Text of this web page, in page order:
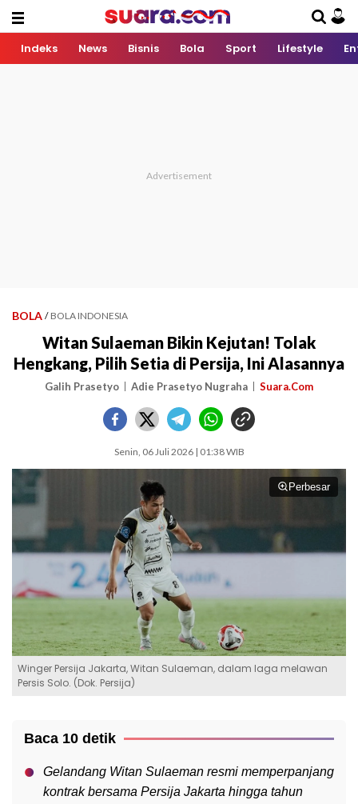
Indeks News Bisnis Bola Sport Lifestyle
BOLA / BOLA INDONESIA
Witan Sulaeman Bikin Kejutan! Tolak
Hengkang, Pilih Setia di Persija, Ini Alasannya
Galih Prasetyo Adie Prasetyo Nugraha Suara.Com
Senin, 06 Juli 2026 | 01:38 WIB
Perbesar
Winger Persija Jakarta, Witan Sulaeman, dalam laga melawan
Persis Solo. (Dok. Persija)
Baca 10 detik
Gelandang Witan Sulaeman resmi memperpanjang
kontrak bersama Persija Jakarta hingga tahun